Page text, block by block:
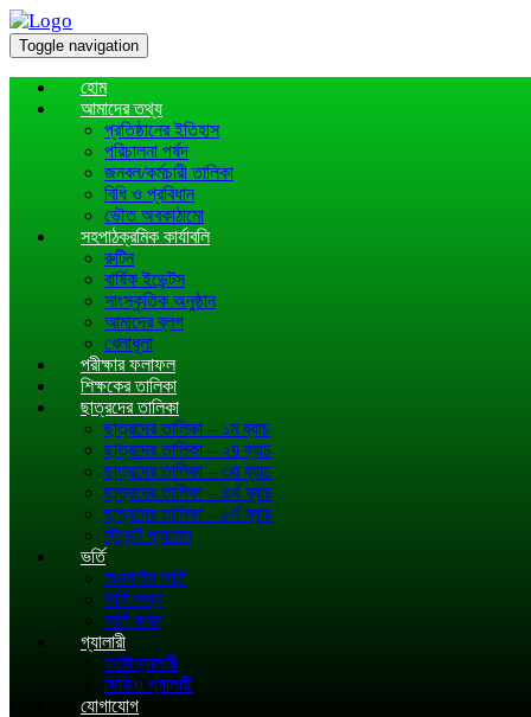
Toggle navigation
হোম
আমাদের তথ্য
প্রতিষ্ঠানের ইতিহাস
পরিচালনা পর্ষদ
জনবল/কর্মচারী তালিকা
বিধি ও প্রবিধান
ভৌত অবকাঠামো
সহপাঠক্রমিক কার্যাবলি
রুটিন
বার্ষিক ইভেন্টস
সাংস্কৃতিক অনুষ্ঠান
আমাদের ব্লগ
খেলাধূলা
পরীক্ষার ফলাফল
শিক্ষকের তালিকা
ছাত্রদের তালিকা
ছাত্রদের তালিকা – ১ম ব্যাচ
ছাত্রদের তালিকা – ২য় ব্যাচ
ছাত্রদের তালিকা – ৩য় ব্যাচ
ছাত্রদের তালিকা – ৪র্থ ব্যাচ
ছাত্রদের তালিকা – ৫র্থ ব্যাচ
স্টুডেন্ট প্যানেল
ভর্তি
অনলাইন ভর্তি
ভর্তি তথ্য
ভর্তি ফরম
গ্যালারী
ফটোগ্যালারী
ভিডিও গ্যালারী
যোগাযোগ